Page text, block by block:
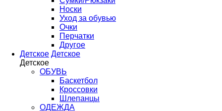
Носки
Уход за обувью
Очки
Перчатки
Другое
Детское Детское
Детское
ОБУВЬ
Баскетбол
Кроссовки
Шлепанцы
ОДЕЖДА